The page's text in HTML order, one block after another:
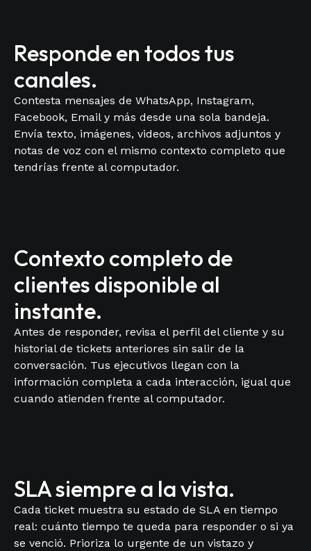
Responde en todos tus
canales.
Contesta mensajes de WhatsApp, Instagram,
Facebook, Email y más desde una sola bandeja.
Envía texto, imágenes, videos, archivos adjuntos y
notas de voz con el mismo contexto completo que
tendrías frente al computador.
Contexto completo de
clientes disponible al
instante.
Antes de responder, revisa el perfil del cliente y su
historial de tickets anteriores sin salir de la
conversación. Tus ejecutivos llegan con la
información completa a cada interacción, igual que
cuando atienden frente al computador.
SLA siempre a la vista.
Cada ticket muestra su estado de SLA en tiempo
real: cuánto tiempo te queda para responder o si ya
se venció. Prioriza lo urgente de un vistazo y